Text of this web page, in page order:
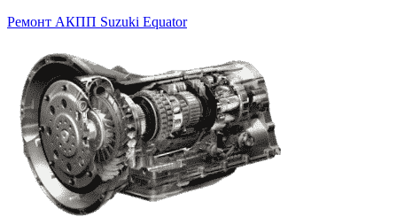
Ремонт АКПП Suzuki Equator